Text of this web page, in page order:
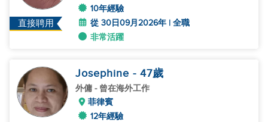
直接聘用
10年經驗
從 30日09月2026年 | 全職
非常活躍
Josephine - 47歲
外傭 - 曾在海外工作
菲律賓
12年經驗